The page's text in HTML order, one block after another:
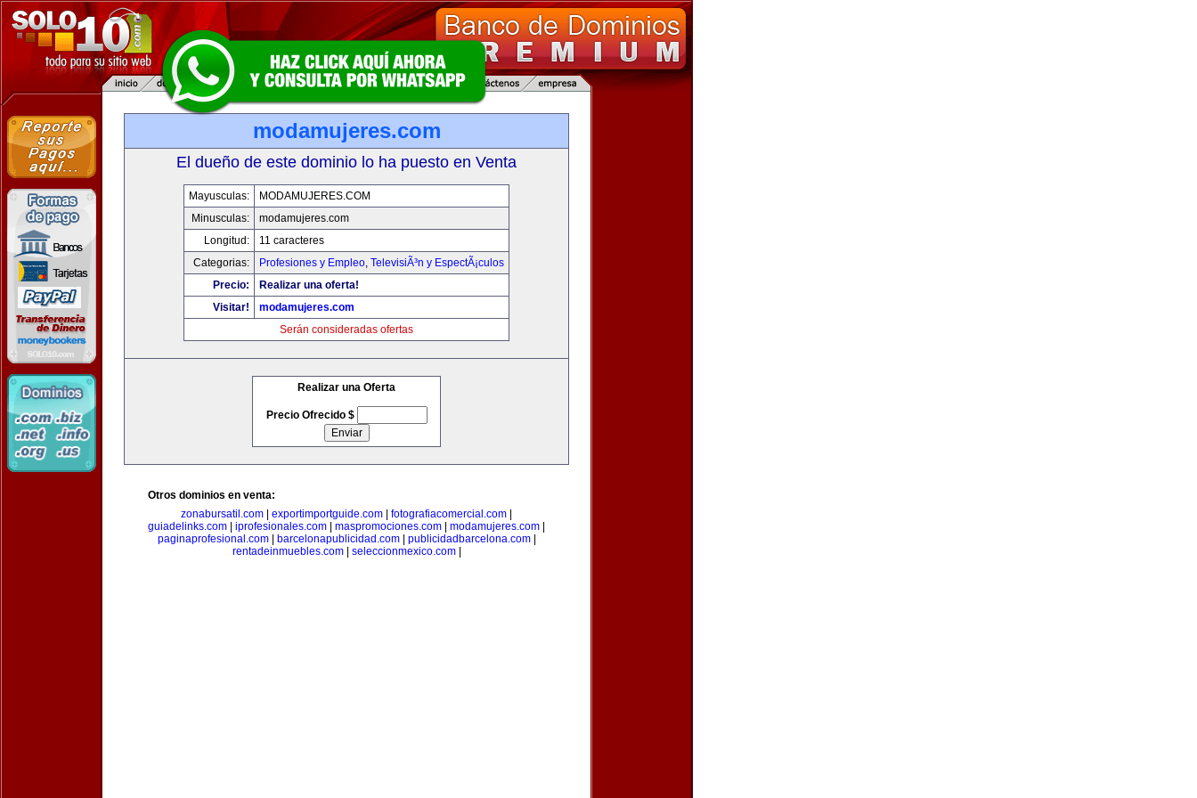
modamujeres.com
El dueño de este dominio lo ha puesto en Venta
Mayusculas:
MODAMUJERES.COM
Minusculas:
modamujeres.com
Longitud:
11 caracteres
Categorias:
Profesiones y Empleo, TelevisiÃ³n y EspectÃ¡culos
Precio:
Realizar una oferta!
Visitar!
modamujeres.com
Serán consideradas ofertas
Realizar una Oferta
Precio Ofrecido $
Otros dominios en venta:
zonabursatil.com
exportimportguide.com fotografiacomercial.com
guiadelinks.com
iprofesionales.com maspromociones.com modamujeres.com
paginaprofesional.com| barcelonapublicidad.com| publicidadbarcelona.com|
rentadeinmuebles.com| seleccionmexico.com|